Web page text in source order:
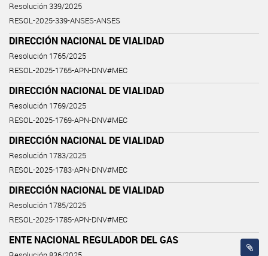
Resolución 339/2025
RESOL-2025-339-ANSES-ANSES
DIRECCIÓN NACIONAL DE VIALIDAD
Resolución 1765/2025
RESOL-2025-1765-APN-DNV#MEC
DIRECCIÓN NACIONAL DE VIALIDAD
Resolución 1769/2025
RESOL-2025-1769-APN-DNV#MEC
DIRECCIÓN NACIONAL DE VIALIDAD
Resolución 1783/2025
RESOL-2025-1783-APN-DNV#MEC
DIRECCIÓN NACIONAL DE VIALIDAD
Resolución 1785/2025
RESOL-2025-1785-APN-DNV#MEC
ENTE NACIONAL REGULADOR DEL GAS